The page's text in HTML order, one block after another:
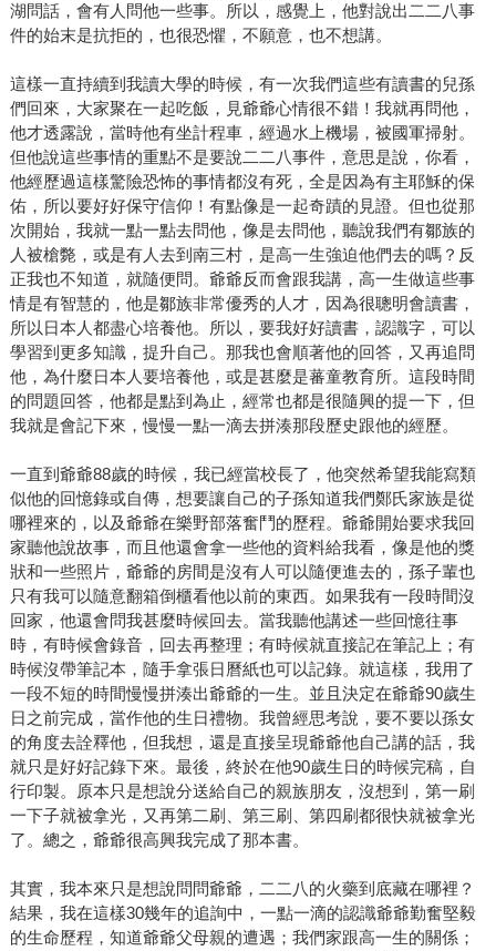
湖問話，會有人問他一些事。所以，感覺上，他對說出二二八事
件的始末是抗拒的，也很恐懼，不願意，也不想講。
這樣一直持續到我讀大學的時候，有一次我們這些有讀書的兒孫
們回來，大家聚在一起吃飯，見爺爺心情很不錯！我就再問他，
他才透露說，當時他有坐計程車，經過水上機場，被國軍掃射。
但他說這些事情的重點不是要說二二八事件，意思是說，你看，
他經歷過這樣驚險恐怖的事情都沒有死，全是因為有主耶穌的保
佑，所以要好好保守信仰！有點像是一起奇蹟的見證。但也從那
次開始，我就一點一點去問他，像是去問他，聽說我們有鄒族的
人被槍斃，或是有人去到南三村，是高一生強迫他們去的嗎？反
正我也不知道，就隨便問。爺爺反而會跟我講，高一生做這些事
情是有智慧的，他是鄒族非常優秀的人才，因為很聰明會讀書，
所以日本人都盡心培養他。所以，要我好好讀書，認識字，可以
學習到更多知識，提升自己。那我也會順著他的回答，又再追問
他，為什麼日本人要培養他，或是甚麼是蕃童教育所。這段時間
的問題回答，他都是點到為止，經常也都是很隨興的提一下，但
我就是會記下來，慢慢一點一滴去拼湊那段歷史跟他的經歷。
一直到爺爺88歲的時候，我已經當校長了，他突然希望我能寫類
似他的回憶錄或自傳，想要讓自己的子孫知道我們鄭氏家族是從
哪裡來的，以及爺爺在樂野部落奮鬥的歷程。爺爺開始要求我回
家聽他說故事，而且他還會拿一些他的資料給我看，像是他的獎
狀和一些照片，爺爺的房間是沒有人可以隨便進去的，孫子輩也
只有我可以隨意翻箱倒櫃看他以前的東西。如果我有一段時間沒
回家，他還會問我甚麼時候回去。當我聽他講述一些回憶往事
時，有時候會錄音，回去再整理；有時候就直接記在筆記上；有
時候沒帶筆記本，隨手拿張日曆紙也可以記錄。就這樣，我用了
一段不短的時間慢慢拼湊出爺爺的一生。並且決定在爺爺90歲生
日之前完成，當作他的生日禮物。我曾經思考說，要不要以孫女
的角度去詮釋他，但我想，還是直接呈現爺爺他自己講的話，我
就只是好好記錄下來。最後，終於在他90歲生日的時候完稿，自
行印製。原本只是想說分送給自己的親族朋友，沒想到，第一刷
一下子就被拿光，又再第二刷、第三刷、第四刷都很快就被拿光
了。總之，爺爺很高興我完成了那本書。
其實，我本來只是想說問問爺爺，二二八的火藥到底藏在哪裡？
結果，我在這樣30幾年的追詢中，一點一滴的認識爺爺勤奮堅毅
的生命歷程，知道爺爺父母親的遭遇；我們家跟高一生的關係；